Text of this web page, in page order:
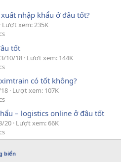
nhập khẩu ở đâu tốt?
Lượt xem: 235K
tốt
10/18 Lượt xem: 144K
có tốt không?
Lượt xem: 107K
– logistics online ở đâu tốt
20 Lượt xem: 66K
biển